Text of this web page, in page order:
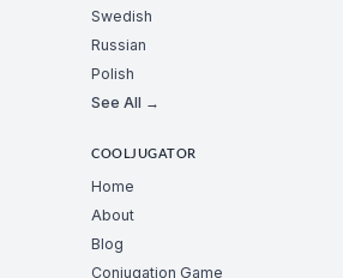
Swedish
Russian
Polish
See All →
COOLJUGATOR
Home
About
Blog
Conjugation Game